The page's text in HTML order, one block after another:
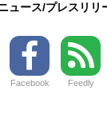
ュース/プレスリリ
Facebook Feedly